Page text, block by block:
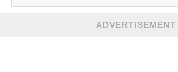
ADVERTISEMENT